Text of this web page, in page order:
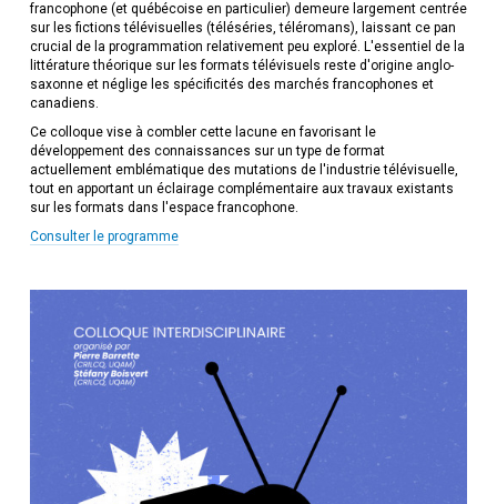
francophone (et québécoise en particulier) demeure largement centrée
sur les fictions télévisuelles (téléséries, téléromans), laissant ce pan
crucial de la programmation relativement peu exploré. L'essentiel de la
littérature théorique sur les formats télévisuels reste d'origine anglo-
saxonne et néglige les spécificités des marchés francophones et
canadiens.
Ce colloque vise à combler cette lacune en favorisant le
développement des connaissances sur un type de format
actuellement emblématique des mutations de l'industrie télévisuelle,
tout en apportant un éclairage complémentaire aux travaux existants
sur les formats dans l'espace francophone.
Consulter le programme